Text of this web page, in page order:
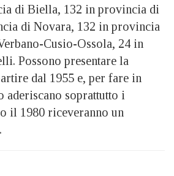
di Biella, 132 in provincia di
di Novara, 132 in provincia
Cusio-Ossola, 24 in
Possono presentare la
dal 1955 e, per fare in
aderiscano soprattutto i
il 1980 riceveranno un